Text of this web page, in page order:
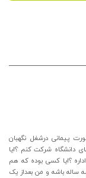
پیمانی درشغل نگهبان
دانشگاه شرکت کنم ؟ایا
؟ایا کسی بوده که هم
ساله باشه و من بعداز یک